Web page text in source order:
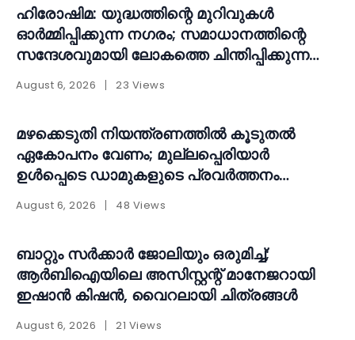
ഹിരോഷിമ: യുദ്ധത്തിന്റെ മുറിവുകൾ
ഓർമ്മിപ്പിക്കുന്ന നഗരം; സമാധാനത്തിന്റെ
സന്ദേശവുമായി ലോകത്തെ ചിന്തിപ്പിക്കുന്ന
August 6, 2026 23 Views
മഴക്കെടുതി നിയന്ത്രണത്തിൽ കൂടുതൽ
ഏകോപനം വേണം; മുല്ലപ്പെരിയാർ
ഉൾപ്പെടെ ഡാമുകളുടെ പ്രവർത്തനം
പുനഃപരിശോധിക്കണമെന്ന് ആവശ്യം
August 6, 2026 48 Views
ബാറ്റും സർക്കാർ ജോലിയും ഒരുമിച്ച്;
ആർബിഐയിലെ അസിസ്റ്റന്റ് മാനേജറായി
ഇഷാൻ കിഷൻ, വൈറലായി ചിത്രങ്ങൾ
August 6, 2026 21 Views